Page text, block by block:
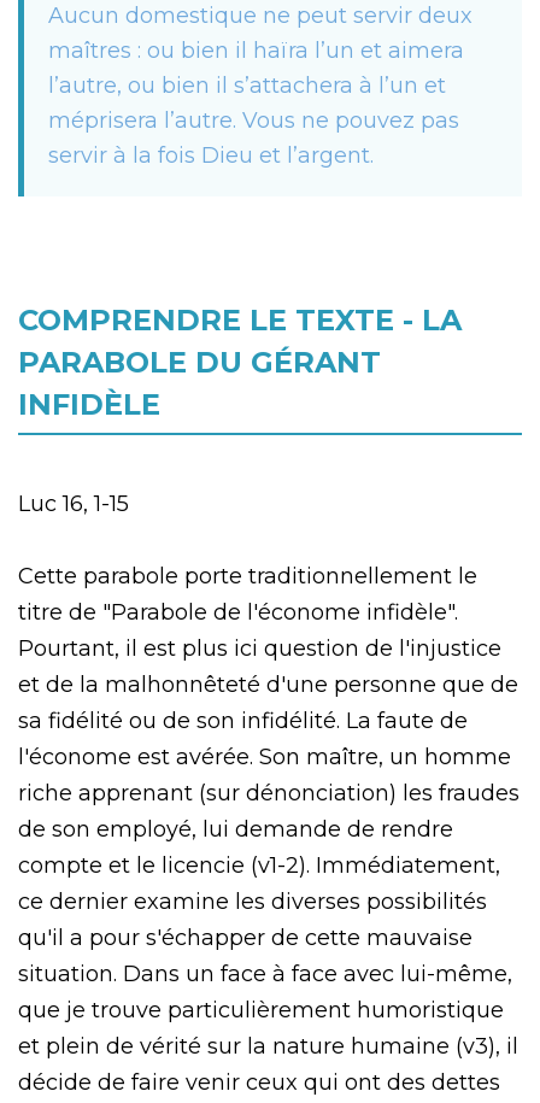
Aucun domestique ne peut servir deux
maîtres : ou bien il haïra l’un et aimera
l’autre, ou bien il s’attachera à l’un et
méprisera l’autre. Vous ne pouvez pas
servir à la fois Dieu et l’argent.
COMPRENDRE LE TEXTE - LA
PARABOLE DU GÉRANT
INFIDÈLE
Luc 16, 1-15
Cette parabole porte traditionnellement le
titre de "Parabole de l'économe infidèle".
Pourtant, il est plus ici question de l'injustice
et de la malhonnêteté d'une personne que de
sa fidélité ou de son infidélité. La faute de
l'économe est avérée. Son maître, un homme
riche apprenant (sur dénonciation) les fraudes
de son employé, lui demande de rendre
compte et le licencie (v1-2). Immédiatement,
ce dernier examine les diverses possibilités
qu'il a pour s'échapper de cette mauvaise
situation. Dans un face à face avec lui-même,
que je trouve particulièrement humoristique
et plein de vérité sur la nature humaine (v3), il
décide de faire venir ceux qui ont des dettes